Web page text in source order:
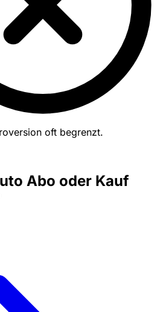
oft begrenzt.
Abo oder Kauf